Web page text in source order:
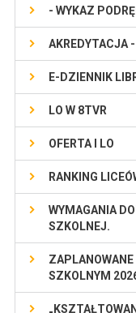
- WYKAZ
AKREDYTACJA
E-DZIENNIK
LO W 8TVR
OFERTA I LO
RANKING
WYMAGANIA
SZKOLNEJ.
ZAPLANOWANE
SZKOLNYM